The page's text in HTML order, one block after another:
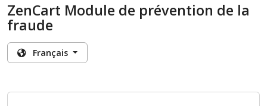
ZenCart Module de prévention de la
fraude
Français